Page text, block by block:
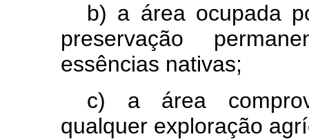
b) a área ocupada
preservação
essências nativas;
c) a área
qualquer exploração